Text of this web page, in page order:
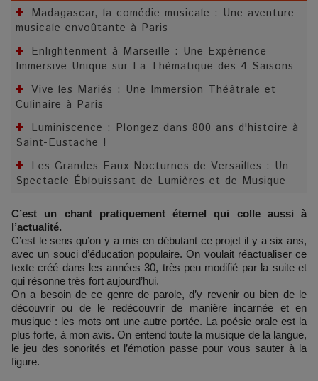
Madagascar, la comédie musicale : Une aventure
musicale envoûtante à Paris
Enlightenment à Marseille : Une Expérience
Immersive Unique sur La Thématique des 4 Saisons
Vive les Mariés : Une Immersion Théâtrale et
Culinaire à Paris
Luminiscence : Plongez dans 800 ans d'histoire à
Saint-Eustache !
Les Grandes Eaux Nocturnes de Versailles : Un
Spectacle Éblouissant de Lumières et de Musique
C’est un chant pratiquement éternel qui colle aussi à
l’actualité.
C’est le sens qu’on y a mis en débutant ce projet il y a six ans,
avec un souci d’éducation populaire. On voulait réactualiser ce
texte créé dans les années 30, très peu modifié par la suite et
qui résonne très fort aujourd’hui.
On a besoin de ce genre de parole, d’y revenir ou bien de le
découvrir ou de le redécouvrir de manière incarnée et en
musique : les mots ont une autre portée. La poésie orale est la
plus forte, à mon avis. On entend toute la musique de la langue,
le jeu des sonorités et l’émotion passe pour vous sauter à la
figure.